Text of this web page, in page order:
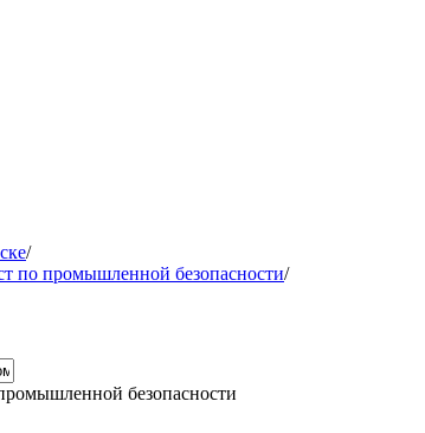
/
по промышленной безопасности/
безопасности